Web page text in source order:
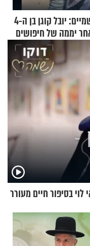
בחסדי שמיים: יובל קוגן בן ה-4
יממה של חיפושים
בסיפור חיים מעורר